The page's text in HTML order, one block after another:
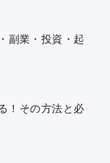
副業・投資・起
！その方法と必